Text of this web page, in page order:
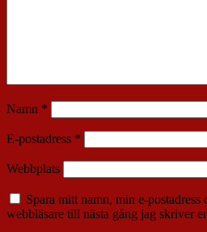
Namn *
E-postadress *
Webbplats
Spara mitt namn, min e-postadress
webbläsare till nästa gång jag skriver